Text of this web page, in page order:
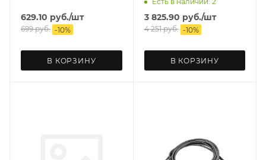
629.10 руб./шт
699руб. -10%
В КОРЗИНУ
3 825.90 руб./шт
4 251руб. -10%
В КОРЗИНУ